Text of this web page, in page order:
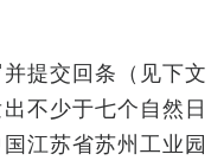
提交回条（见下文
不少于七个自然日
江苏省苏州工业园